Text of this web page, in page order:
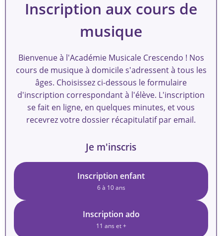
Inscription aux cours de
musique
Bienvenue à l'Académie Musicale Crescendo ! Nos
cours de musique à domicile s'adressent à tous les
âges. Choisissez ci-dessous le formulaire
d'inscription correspondant à l'élève. L'inscription
se fait en ligne, en quelques minutes, et vous
recevrez votre dossier récapitulatif par email.
Je m'inscris
Inscription enfant
6 à 10 ans
Inscription ado
11 ans et +